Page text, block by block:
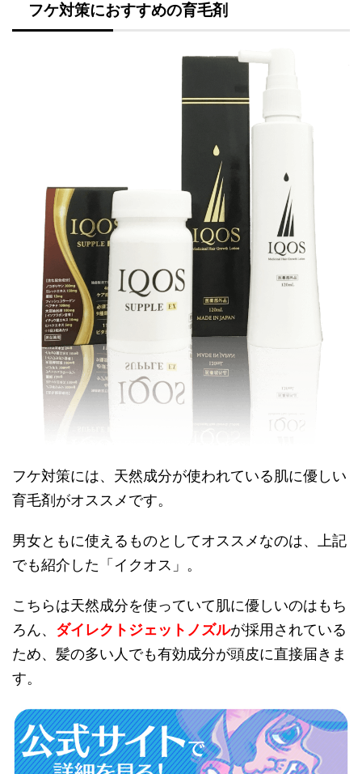
フケ対策におすすめの育毛剤
フケ対策には、天然成分が使われている肌に優しい
育毛剤がオススメです。
男女ともに使えるものとしてオススメなのは、上記
でも紹介した「イクオス」。
こちらは天然成分を使っていて肌に優しいのはもち
ろん、 ダイレクトジェットノズルが採用されている
ため、髪の多い人でも有効成分が頭皮に直接届きま
す。